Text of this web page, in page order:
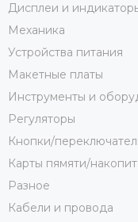
Дисплеи и
Механика
Устройства питания
Макетные платы
Инструменты и
Регуляторы
Кнопки/
Карты пямяти/
Разное
Кабели и провода